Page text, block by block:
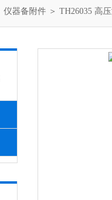
仪器备附件 ＞ TH26035 高